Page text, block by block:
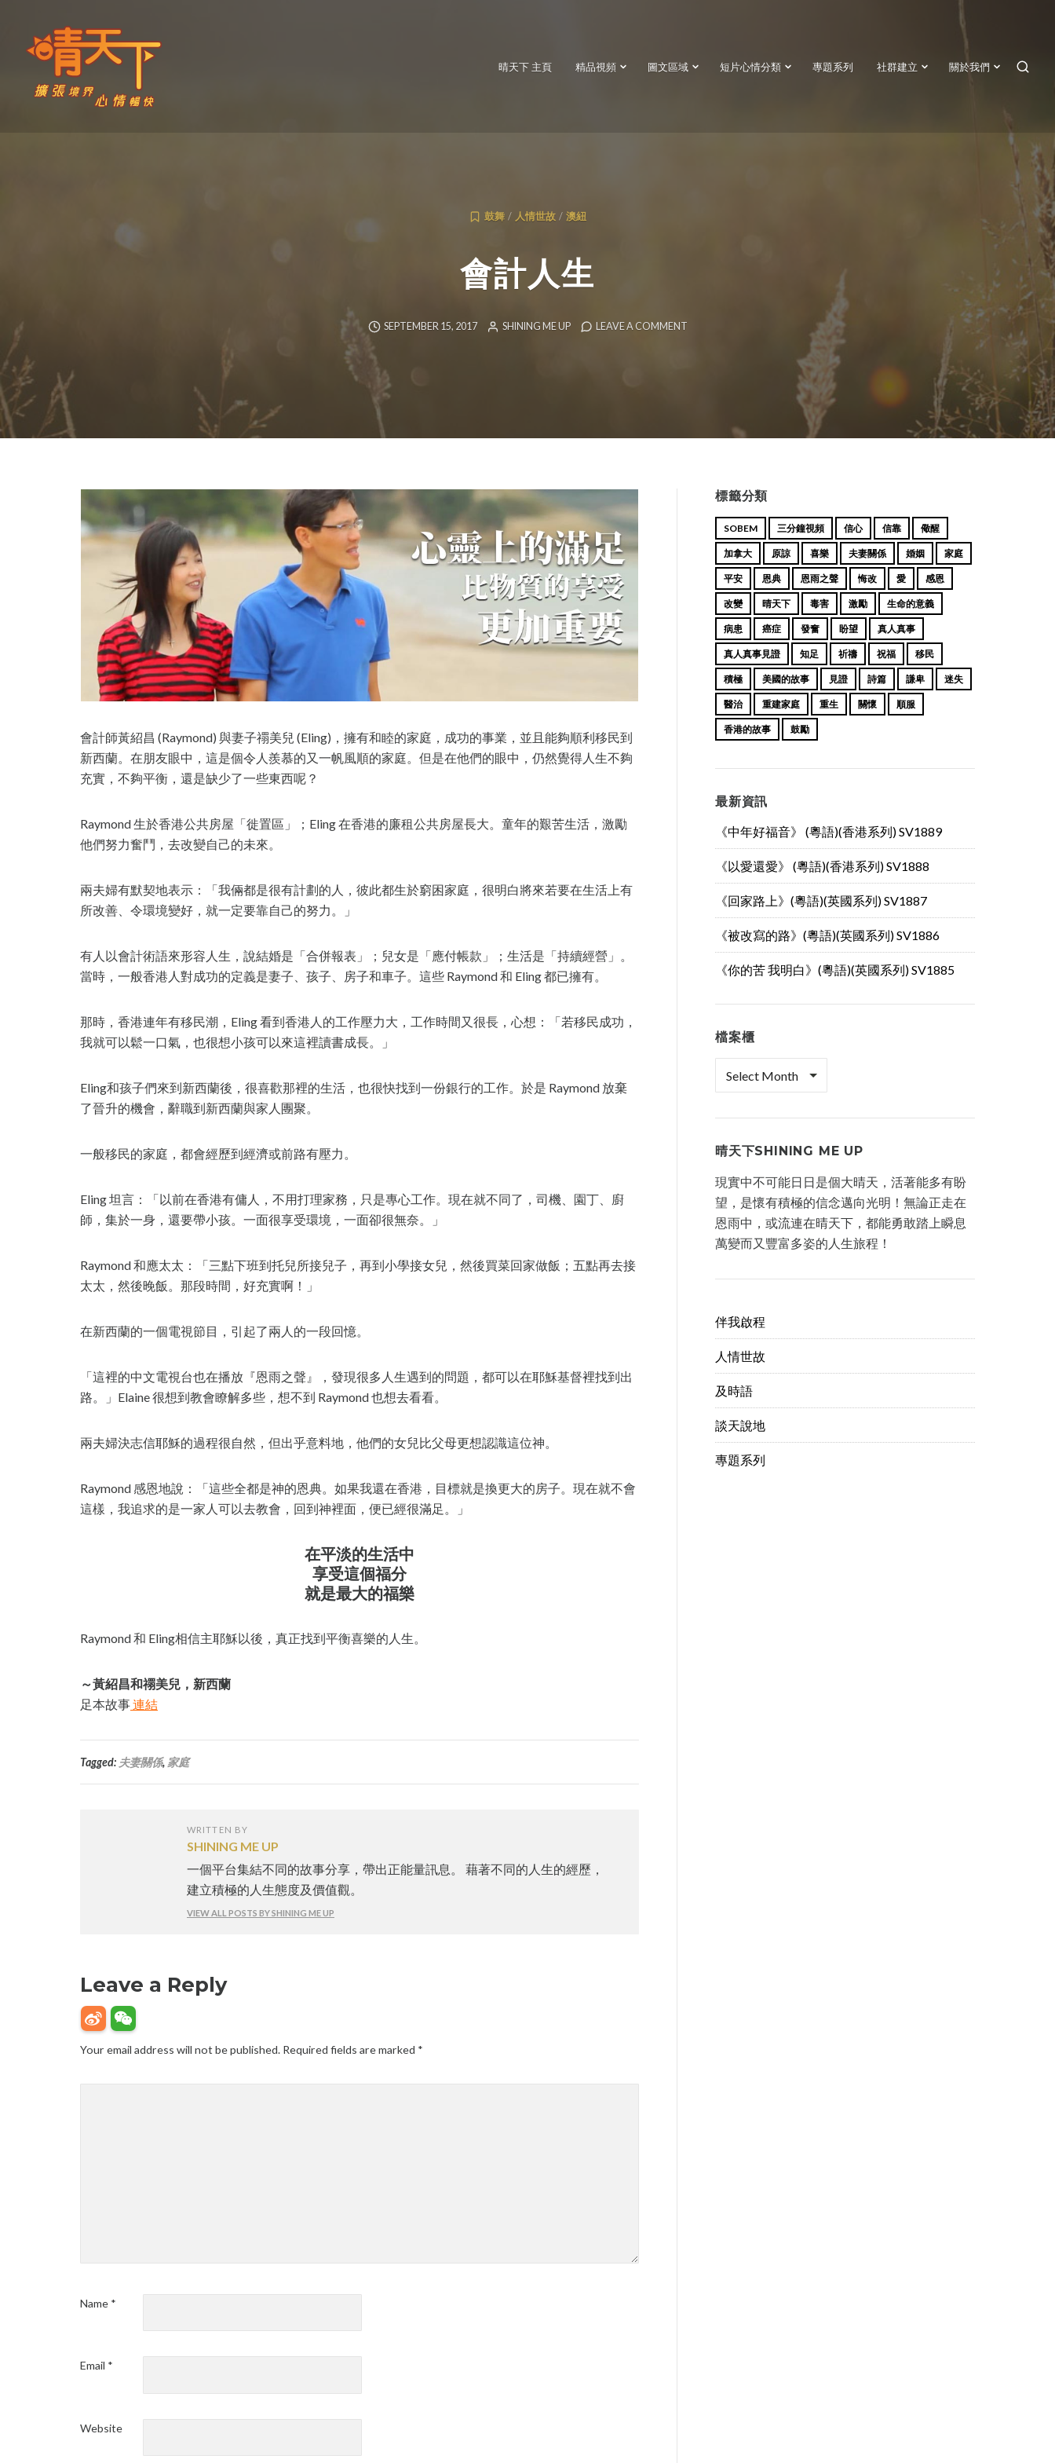
content
晴天下 主頁 精品視頻 圖文區域 短片心情分類 專題系列 社群建立 關於我們
鼓舞 / 人情世故 / 澳紐
會計人生
SEPTEMBER 15, 2017 SHINING ME UP LEAVE A COMMENT
會計師黃紹昌 (Raymond) 與妻子禤美兒 (Eling)，擁有和睦的家庭，成功的事業，並且能夠順利移民到
新西蘭。在朋友眼中，這是個令人羨慕的又一帆風順的家庭。但是在他們的眼中，仍然覺得人生不夠
充實，不夠平衡，還是缺少了一些東西呢？
Raymond 生於香港公共房屋「徙置區」；Eling 在香港的廉租公共房屋長大。童年的艱苦生活，激勵
他們努力奮鬥，去改變自己的未來。
兩夫婦有默契地表示：「我倆都是很有計劃的人，彼此都生於窮困家庭，很明白將來若要在生活上有
所改善、令環境變好，就一定要靠自己的努力。」
有人以會計術語來形容人生，說結婚是「合併報表」；兒女是「應付帳款」；生活是「持續經營」。
當時，一般香港人對成功的定義是妻子、孩子、房子和車子。這些 Raymond 和 Eling 都已擁有。
那時，香港連年有移民潮，Eling 看到香港人的工作壓力大，工作時間又很長，心想：「若移民成功，
我就可以鬆一口氣，也很想小孩可以來這裡讀書成長。」
Eling和孩子們來到新西蘭後，很喜歡那裡的生活，也很快找到一份銀行的工作。於是 Raymond 放棄
了晉升的機會，辭職到新西蘭與家人團聚。
一般移民的家庭，都會經歷到經濟或前路有壓力。
Eling 坦言：「以前在香港有傭人，不用打理家務，只是專心工作。現在就不同了，司機、園丁、廚
師，集於一身，還要帶小孩。一面很享受環境，一面卻很無奈。」
Raymond 和應太太：「三點下班到托兒所接兒子，再到小學接女兒，然後買菜回家做飯；五點再去接
太太，然後晚飯。那段時間，好充實啊！」
在新西蘭的一個電視節目，引起了兩人的一段回憶。
「這裡的中文電視台也在播放『恩雨之聲』，發現很多人生遇到的問題，都可以在耶穌基督裡找到出
路。」Elaine 很想到教會瞭解多些，想不到 Raymond 也想去看看。
兩夫婦決志信耶穌的過程很自然，但出乎意料地，他們的女兒比父母更想認識這位神。
Raymond 感恩地說：「這些全都是神的恩典。如果我還在香港，目標就是換更大的房子。現在就不會
這樣，我追求的是一家人可以去教會，回到神裡面，便已經很滿足。」
在平淡的生活中
享受這個福分
就是最大的福樂
Raymond 和 Eling相信主耶穌以後，真正找到平衡喜樂的人生。
～黃紹昌和禤美兒，新西蘭
足本故事連結
Tagged: 夫妻關係, 家庭
WRITTEN BY
SHINING ME UP
一個平台集結不同的故事分享，帶出正能量訊息。 藉著不同的人生的經歷，
建立積極的人生態度及價值觀。
VIEW ALL POSTS BY SHINING ME UP
Leave a Reply
Your email address will not be published. Required fields are marked *
Name *
Email *
Website
標籤分類
SOBEM 三分鐘視頻 信心 信靠 儆醒
加拿大 原諒 喜樂 夫妻關係 婚姻 家庭
平安 恩典 恩雨之聲 悔改 愛 感恩
改變 晴天下 毒害 激勵 生命的意義
病患 癌症 發奮 盼望 真人真事
真人真事見證 知足 祈禱 祝福 移民
積極 美國的故事 見證 詩篇 謙卑 迷失
醫治 重建家庭 重生 關懷 順服
香港的故事 鼓勵
最新資訊
《中年好福音》 (粵語)(香港系列) SV1889
《以愛還愛》 (粵語)(香港系列) SV1888
《回家路上》(粵語)(英國系列) SV1887
《被改寫的路》(粵語)(英國系列) SV1886
《你的苦 我明白》(粵語)(英國系列) SV1885
檔案櫃
晴天下SHINING ME UP
現實中不可能日日是個大晴天，活著能多有盼
望，是懷有積極的信念邁向光明！無論正走在
恩雨中，或流連在晴天下，都能勇敢踏上瞬息
萬變而又豐富多姿的人生旅程！
伴我啟程
人情世故
及時語
談天說地
專題系列